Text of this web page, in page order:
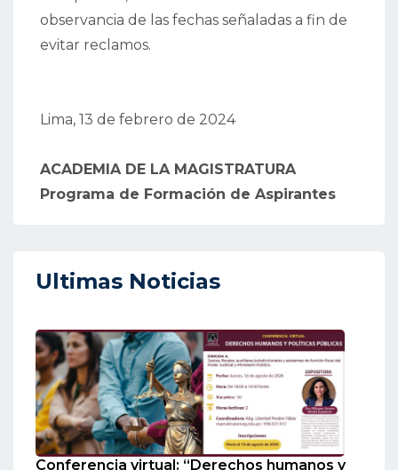
observancia de las fechas señaladas a fin de
evitar reclamos.
Lima, 13 de febrero de 2024
ACADEMIA DE LA MAGISTRATURA
Programa de Formación de Aspirantes
Ultimas Noticias
Conferencia virtual: “Derechos humanos y